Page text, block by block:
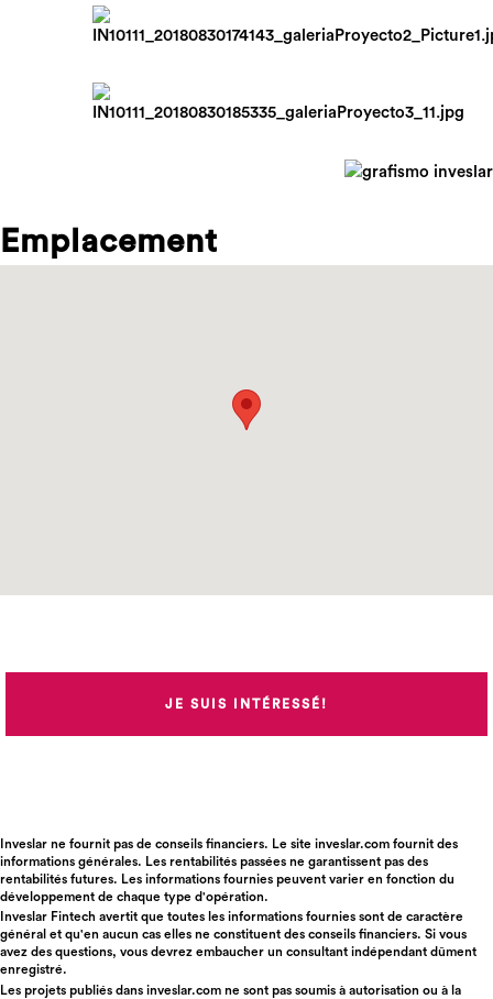
Emplacement
JE SUIS INTÉRESSÉ!
Inveslar ne fournit pas de conseils financiers. Le site inveslar.com fournit des
informations générales. Les rentabilités passées ne garantissent pas des
rentabilités futures. Les informations fournies peuvent varier en fonction du
développement de chaque type d'opération.
Inveslar Fintech avertit que toutes les informations fournies sont de caractère
général et qu'en aucun cas elles ne constituent des conseils financiers. Si vous
avez des questions, vous devrez embaucher un consultant indépendant dûment
enregistré.
Les projets publiés dans inveslar.com ne sont pas soumis à autorisation ou à la